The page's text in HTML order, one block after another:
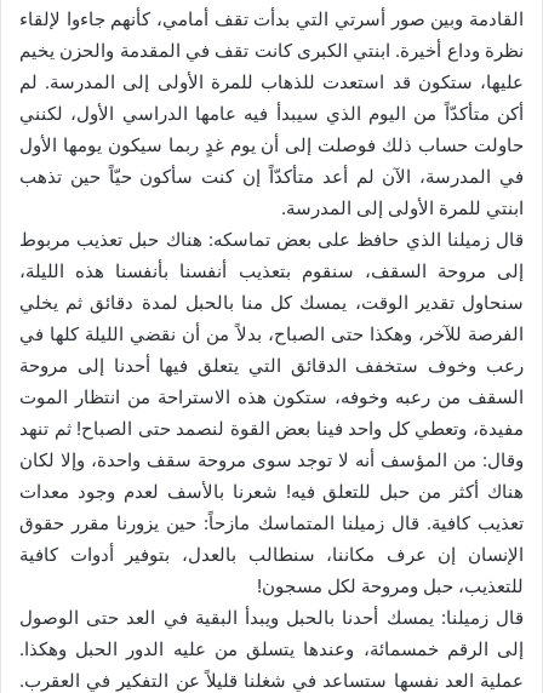
القادمة وبين صور أسرتي التي بدأت تقف أمامي، كأنهم جاءوا لإلقاء
نظرة وداع أخيرة. ابنتي الكبرى كانت تقف في المقدمة والحزن يخيم
عليها، ستكون قد استعدت للذهاب للمرة الأولى إلى المدرسة. لم
أكن متأكدّاً من اليوم الذي سيبدأ فيه عامها الدراسي الأول، لكنني
حاولت حساب ذلك فوصلت إلى أن يوم غدٍ ربما سيكون يومها الأول
في المدرسة، الآن لم أعد متأكدّاً إن كنت سأكون حيّاً حين تذهب
ابنتي للمرة الأولى إلى المدرسة.
قال زميلنا الذي حافظ على بعض تماسكه: هناك حبل تعذيب مربوط
إلى مروحة السقف، سنقوم بتعذيب أنفسنا بأنفسنا هذه الليلة،
سنحاول تقدير الوقت، يمسك كل منا بالحبل لمدة دقائق ثم يخلي
الفرصة للآخر، وهكذا حتى الصباح، بدلاً من أن نقضي الليلة كلها في
رعب وخوف ستخفف الدقائق التي يتعلق فيها أحدنا إلى مروحة
السقف من رعبه وخوفه، ستكون هذه الاستراحة من انتظار الموت
مفيدة، وتعطي كل واحد فينا بعض القوة لنصمد حتى الصباح! ثم تنهد
وقال: من المؤسف أنه لا توجد سوى مروحة سقف واحدة، وإلا لكان
هناك أكثر من حبل للتعلق فيه! شعرنا بالأسف لعدم وجود معدات
تعذيب كافية. قال زميلنا المتماسك مازحاً: حين يزورنا مقرر حقوق
الإنسان إن عرف مكاننا، سنطالب بالعدل، بتوفير أدوات كافية
للتعذيب، حبل ومروحة لكل مسجون!
قال زميلنا: يمسك أحدنا بالحبل ويبدأ البقية في العد حتى الوصول
إلى الرقم خمسمائة، وعندها يتسلق من عليه الدور الحبل وهكذا.
عملية العد نفسها ستساعد في شغلنا قليلاً عن التفكير في العقرب.